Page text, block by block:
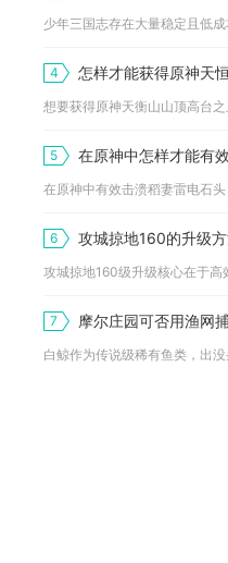
4 怎样才能获得原神天
5 在原神中怎样才能有
6 攻城掠地160的升级
7 摩尔庄园可否用渔网